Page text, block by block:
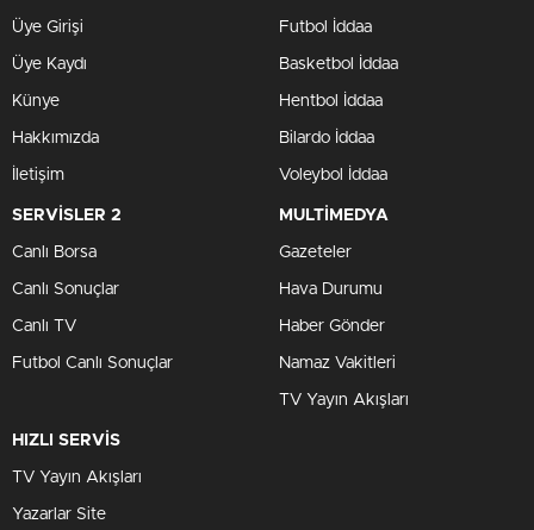
Üye Girişi
Üye Kaydı
Künye
Hakkımızda
İletişim
Futbol İddaa
Basketbol İddaa
Hentbol İddaa
Bilardo İddaa
Voleybol İddaa
SERVİSLER 2
Canlı Borsa
Canlı Sonuçlar
Canlı TV
Futbol Canlı Sonuçlar
MULTİMEDYA
Gazeteler
Hava Durumu
Haber Gönder
Namaz Vakitleri
TV Yayın Akışları
HIZLI SERVİS
TV Yayın Akışları
Yazarlar Site